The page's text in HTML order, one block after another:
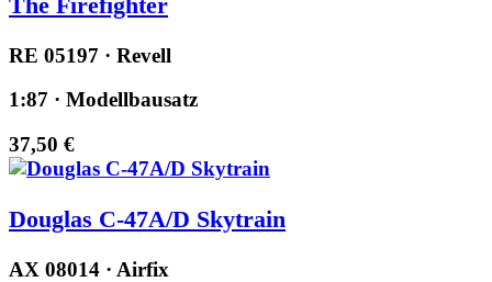
RE 05197 · Revell
1:87 · Modellbausatz
37,50 €
Douglas C-47A/D Skytrain
AX 08014 · Airfix